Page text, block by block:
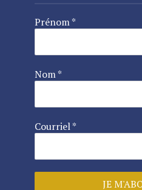
Prénom*
Nom*
Courriel*